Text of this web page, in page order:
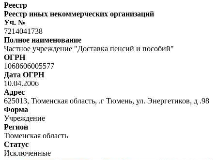
Реестр
Реестр иных некоммерческих организаций
Уч. №
7214041738
Полное наименование
Частное учреждение "Доставка пенсий и пособий"
ОГРН
1068606005577
Дата ОГРН
10.04.2006
Адрес
625013, Тюменская область, .г Тюмень, ул. Энергетиков, д .98
Форма
Учреждение
Регион
Тюменская область
Статус
Исключенные